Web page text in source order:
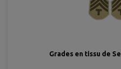
Grades en tissu de